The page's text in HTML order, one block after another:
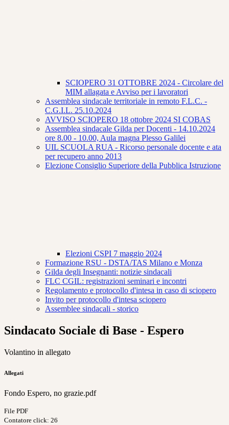
SCIOPERO 31 OTTOBRE 2024 - Circolare del
MIM allagata e Avviso per i lavoratori
Assemblea sindacale territoriale in remoto F.L.C. -
C.G.I.L. 25.10.2024
AVVISO SCIOPERO 18 ottobre 2024 SI COBAS
Assemblea sindacale Gilda per Docenti - 14.10.2024
ore 8.00 - 10.00, Aula magna Plesso Galilei
UIL SCUOLA RUA - Ricorso personale docente e ata
per recupero anno 2013
Elezione Consiglio Superiore della Pubblica Istruzione
Elezioni CSPI 7 maggio 2024
Formazione RSU - DSTA/TAS Milano e Monza
Gilda degli Insegnanti: notizie sindacali
FLC CGIL: registrazioni seminari e incontri
Regolamento e protocollo d'intesa in caso di sciopero
Invito per protocollo d'intesa sciopero
Assemblee sindacali - storico
Sindacato Sociale di Base - Espero
Volantino in allegato
Allegati
Fondo Espero, no grazie.pdf
File PDF
Contatore click: 26